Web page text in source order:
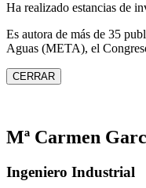
Ha realizado estancias de
Es autora de más de 35
Aguas (META), el
CERRAR
Mª Carmen
Ingeniero Industrial